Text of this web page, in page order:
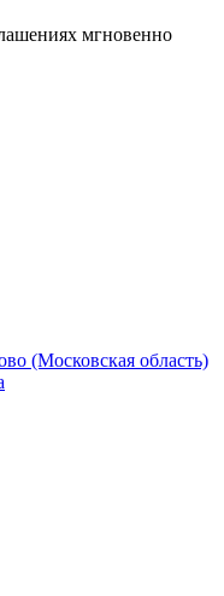
мгновенно
(Московская область)